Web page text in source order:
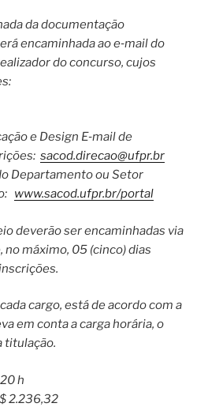
da documentação
encaminhada ao e‐mail do
do concurso, cujos
e Design E‐mail de
sacod.direcao@ufpr.br
Departamento ou Setor
www.sacod.ufpr.br/portal
deverão ser encaminhadas via
no máximo, 05 (cinco) dias
cargo, está de acordo com a
em conta a carga horária, o
titulação.
h
2.236,32